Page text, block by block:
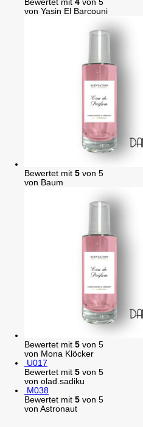
Bewertet mit 4 von 5
von Yasin El Barcouni
Bewertet mit 5 von 5
von Baum
Bewertet mit 5 von 5
von Mona Klöcker
U017
Bewertet mit 5 von 5
von olad.sadiku
M038
Bewertet mit 5 von 5
von Astronaut